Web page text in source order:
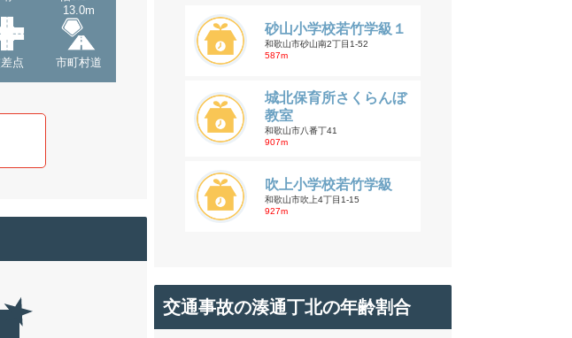
13.0m
点 市町村道
砂山小学校若竹学級１
和歌山市砂山南2丁目1-52
587m
城北保育所さくらんぼ
教室
和歌山市八番丁41
907m
吹上小学校若竹学級
和歌山市吹上4丁目1-15
927m
交通事故の湊通丁北の年齢割合